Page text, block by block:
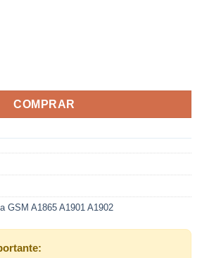
COMPRAR
GSM A1865 A1901 A1902